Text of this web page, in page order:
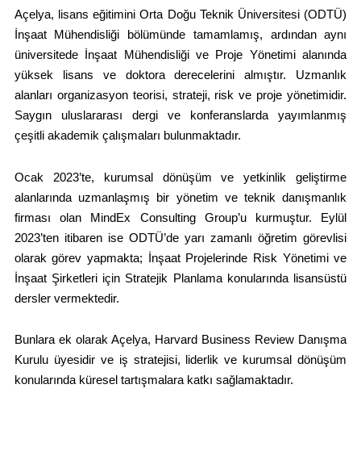
Açelya, lisans eğitimini Orta Doğu Teknik Üniversitesi (ODTÜ)
İnşaat Mühendisliği bölümünde tamamlamış, ardından aynı
üniversitede İnşaat Mühendisliği ve Proje Yönetimi alanında
yüksek lisans ve doktora derecelerini almıştır. Uzmanlık
alanları organizasyon teorisi, strateji, risk ve proje yönetimidir.
Saygın uluslararası dergi ve konferanslarda yayımlanmış
çeşitli akademik çalışmaları bulunmaktadır.
Ocak 2023’te, kurumsal dönüşüm ve yetkinlik geliştirme
alanlarında uzmanlaşmış bir yönetim ve teknik danışmanlık
firması olan MindEx Consulting Group’u kurmuştur. Eylül
2023’ten itibaren ise ODTÜ’de yarı zamanlı öğretim görevlisi
olarak görev yapmakta; İnşaat Projelerinde Risk Yönetimi ve
İnşaat Şirketleri için Stratejik Planlama konularında lisansüstü
dersler vermektedir.
Bunlara ek olarak Açelya, Harvard Business Review Danışma
Kurulu üyesidir ve iş stratejisi, liderlik ve kurumsal dönüşüm
konularında küresel tartışmalara katkı sağlamaktadır.